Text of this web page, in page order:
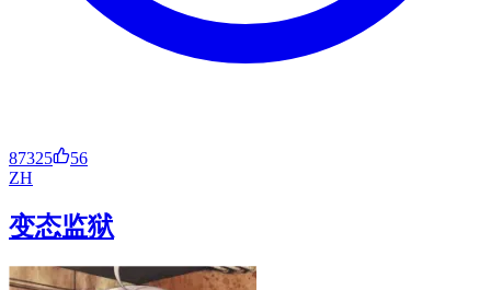
87325
56
ZH
变态监狱